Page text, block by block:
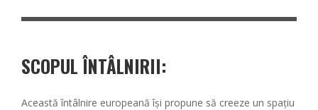
SCOPUL ÎNTÂLNIRII:
Această întâlnire europeană își propune să creeze un spațiu